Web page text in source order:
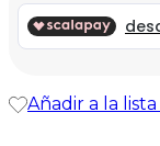
era:
49,99 €.
es:
49,99 €.
Añadir a la